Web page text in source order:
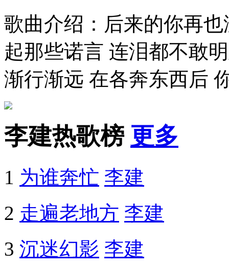
歌曲介绍：后来的你再
起那些诺言 连泪都不敢
渐行渐远 在各奔东西后
李建热歌榜 更多
1 为谁奔忙 李建
2 走遍老地方 李建
3 沉迷幻影 李建